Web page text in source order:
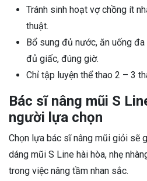
Tránh sinh hoạt vợ chồng ít
thuật.
Bổ sung đủ nước, ăn uống
đủ giấc, đúng giờ.
Chỉ tập luyện thể thao 2 – 3
Bác sĩ nâng mũi S
người lựa chọn
Chọn lựa bác sĩ nâng mũi giỏi sẽ
dáng mũi S Line hài hòa, nhẹ
trong việc nâng tầm nhan sắc.